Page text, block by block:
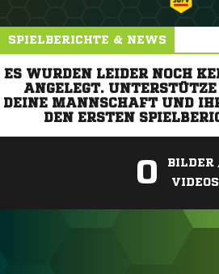
SPIELBERICHTE & NEWS
ES WURDEN LEIDER NOCH
ANGELEGT.
DEINE MANNSCHAFT UND
DEN ERSTEN
0
BILDER
VIDEOS